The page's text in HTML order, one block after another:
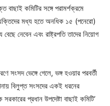
বাছাই কমিটির সঙ্গে পরামর্শক্রমে
মধ্য হতে অনধিক ১৫ (পনেরো)
নেবেন এবং রাষ্ট্রপতি তাদের নিয়োগ
ভেঙ্গে গেলে, ভঙ্গ হওয়ার পরবর্তী
বিলুপ্ত সংসদের একই ধরনের
সরকারের প্রধান উপদেষ্টা বাছাই কমিটি’